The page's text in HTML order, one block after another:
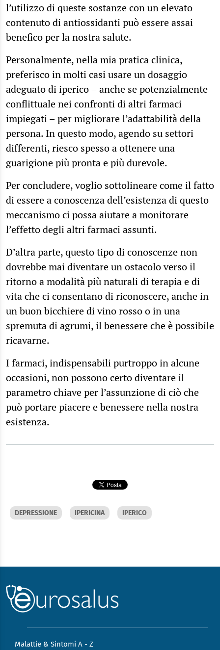
l’utilizzo di queste sostanze con un elevato
contenuto di antiossidanti può essere assai
benefico per la nostra salute.
Personalmente, nella mia pratica clinica,
preferisco in molti casi usare un dosaggio
adeguato di iperico – anche se potenzialmente
conflittuale nei confronti di altri farmaci
impiegati – per migliorare l’adattabilità della
persona. In questo modo, agendo su settori
differenti, riesco spesso a ottenere una
guarigione più pronta e più durevole.
Per concludere, voglio sottolineare come il fatto
di essere a conoscenza dell’esistenza di questo
meccanismo ci possa aiutare a monitorare
l’effetto degli altri farmaci assunti.
D’altra parte, questo tipo di conoscenze non
dovrebbe mai diventare un ostacolo verso il
ritorno a modalità più naturali di terapia e di
vita che ci consentano di riconoscere, anche in
un buon bicchiere di vino rosso o in una
spremuta di agrumi, il benessere che è possibile
ricavarne.
I farmaci, indispensabili purtroppo in alcune
occasioni, non possono certo diventare il
parametro chiave per l’assunzione di ciò che
può portare piacere e benessere nella nostra
esistenza.
DEPRESSIONE IPERICINA IPERICO
Malattie & Sintomi A - Z